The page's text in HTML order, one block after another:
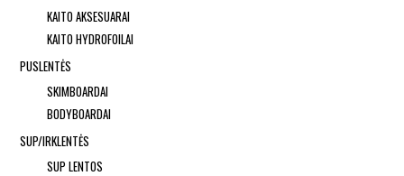
KAITO AKSESUARAI
KAITO HYDROFOILAI
PUSLENTĖS
SKIMBOARDAI
BODYBOARDAI
SUP/IRKLENTĖS
SUP LENTOS